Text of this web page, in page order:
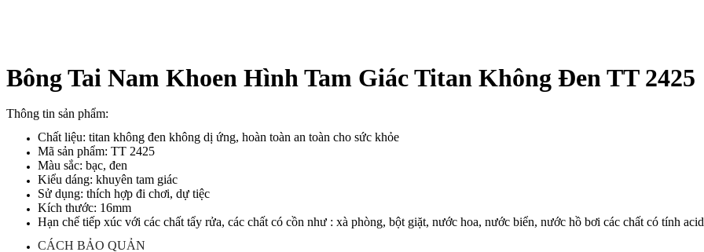
Bông Tai Nam Khoen Hình Tam Giác Titan Không Đen TT 2425
Thông tin sản phẩm:
Chất liệu: titan không đen không dị ứng, hoàn toàn an toàn cho sức khỏe
Mã sản phẩm: TT 2425
Màu sắc: bạc, đen
Kiểu dáng: khuyên tam giác
Sử dụng: thích hợp đi chơi, dự tiệc
Kích thước: 16mm
Hạn chế tiếp xúc với các chất tẩy rửa, các chất có cồn như : xà phòng, bột giặt, nước hoa, nước biển, nước hồ bơi các chất có tính
CÁCH BẢO QUẢN